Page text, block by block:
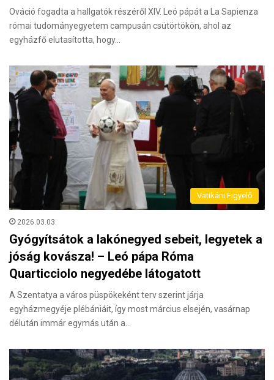
Ováció fogadta a hallgatók részéről XIV. Leó pápát a La Sapienza
római tudományegyetem campusán csütörtökön, ahol az
egyházfő elutasította, hogy…
Vatikáni Figyelő
2026.03.03.
Gyógyítsátok a lakónegyed sebeit, legyetek a
jóság kovásza! – Leó pápa Róma
Quarticciolo negyedébe látogatott
A Szentatya a város püspökeként terv szerint járja
egyházmegyéje plébániáit, így most március elsején, vasárnap
délután immár egymás után a…